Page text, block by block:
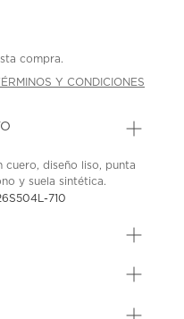
compra.
Y CONDICIONES
cuero, diseño liso, punta
y suela sintética.
710